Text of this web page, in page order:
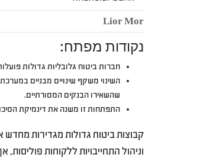
Lior Mor
נקודות מפתח:
חברות ביטוח גלובליות גדולות
השינוי משקף שינויים מבניים
שהשאירו הבנקים המסורתיים.
התפתחות זו משנה את דינמיקת
קבוצות ביטוח גדולות מגדירות
וניהול התחייבויות ללקוחות